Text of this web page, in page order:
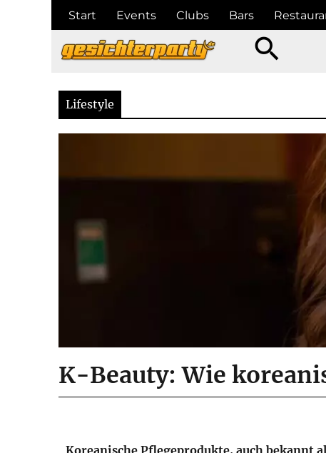
Start Events Clubs Bars
search
Lifestyle
K-Beauty: Wie
Koreanische Pflegeprodukte, auch bekannt